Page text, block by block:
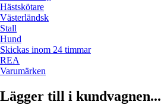
Hästskötare
Västerländsk
Stall
Hund
Skickas inom 24 timmar
REA
Varumärken
Lägger till i kundvagnen...